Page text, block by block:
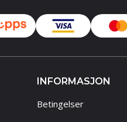
INFORMASJON
Betingelser